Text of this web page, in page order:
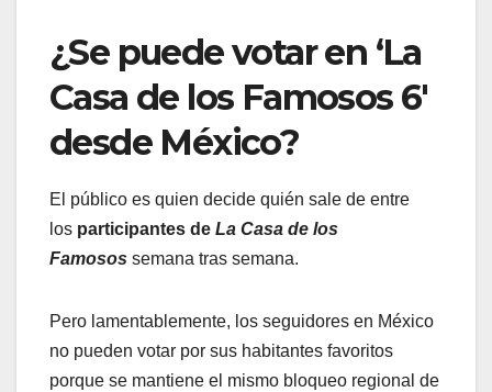
¿Se puede votar en ‘La
Casa de los Famosos 6′
desde México?
El público es quien decide quién sale de entre
los participantes de La Casa de los
Famosos semana tras semana.
Pero lamentablemente, los seguidores en México
no pueden votar por sus habitantes favoritos
porque se mantiene el mismo bloqueo regional de